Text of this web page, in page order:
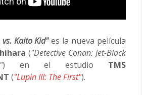
Kaito Kid"es la nueva película
("Detective Conan: Jet-Black
) en el estudio TMS
("Lupin III: The First").